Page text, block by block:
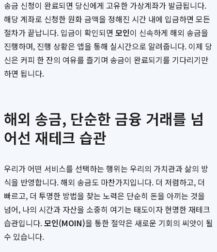
송금 신청이 완료되면 당신에게 고유한 가상계좌가 발급됩니다.
해당 계좌로 신청한 원화 금액을 정해진 시간 내에 입금하면 모든
절차가 끝납니다. 입금이 확인되면 모인이 신속하게 해외 송금을
진행하며, 진행 상황은 앱을 통해 실시간으로 알려줍니다. 이제 당
신은 커피 한 잔의 여유를 즐기며 송금이 완료되기를 기다리기만
하면 됩니다.
해외 송금, 단순한 금융 거래를 넘
어선 재테크 습관
우리가 어떤 서비스를 선택하는 행위는 우리의 가치관과 삶의 방
식을 반영합니다. 해외 송금도 마찬가지입니다. 더 저렴하고, 더
빠르고, 더 투명한 방법을 찾는 노력은 단순히 돈을 아끼는 것을
넘어, 나의 시간과 자산을 소중히 여기는 태도이자 현명한 재테크
습관입니다.모인(MOIN)을 통한 절약은 새로운 기회의 씨앗이 될
수 있습니다.